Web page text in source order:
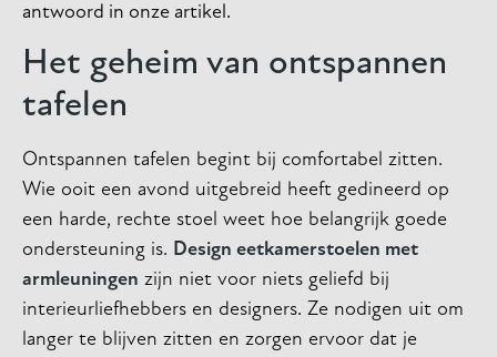
antwoord in onze artikel.
Het geheim van ontspannen
tafelen
Ontspannen tafelen begint bij comfortabel zitten.
Wie ooit een avond uitgebreid heeft gedineerd op
een harde, rechte stoel weet hoe belangrijk goede
ondersteuning is. Design eetkamerstoelen met
armleuningen zijn niet voor niets geliefd bij
interieurliefhebbers en designers. Ze nodigen uit om
langer te blijven zitten en zorgen ervoor dat je